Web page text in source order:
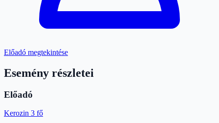
Előadó megtekintése
Esemény részletei
Előadó
Kerozin 3 fő